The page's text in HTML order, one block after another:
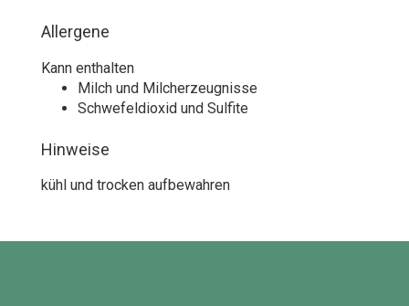
Allergene
Kann enthalten
Milch und Milcherzeugnisse
Schwefeldioxid und Sulfite
Hinweise
kühl und trocken aufbewahren